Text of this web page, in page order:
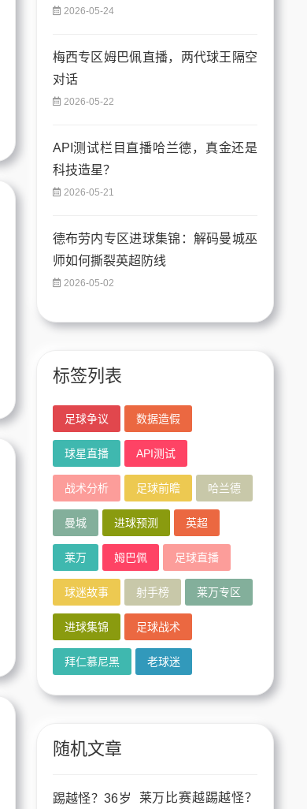
2026-05-24
梅西专区姆巴佩直播，两代球王隔空
对话
2026-05-22
API测试栏目直播哈兰德，真金还是
科技造星？
2026-05-21
德布劳内专区进球集锦：解码曼城巫
师如何撕裂英超防线
2026-05-02
标签列表
足球争议 数据造假
球星直播 API测试
战术分析 足球前瞻 哈兰德
曼城 进球预测 英超
莱万 姆巴佩 足球直播
球迷故事 射手榜 莱万专区
进球集锦 足球战术
拜仁慕尼黑 老球迷
随机文章
莱万比赛越踢越怪？